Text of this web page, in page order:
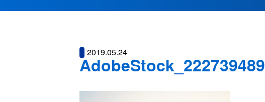
2019.05.24
AdobeStock_222739489